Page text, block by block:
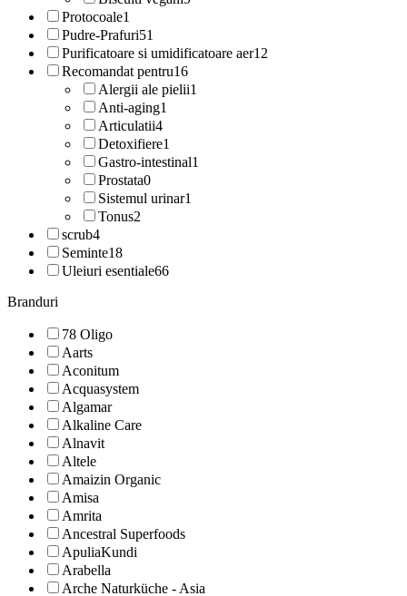
Protocoale1
Pudre-Prafuri51
Purificatoare si umidificatoare aer12
Recomandat pentru16
Alergii ale pielii1
Anti-aging1
Articulatii4
Detoxifiere1
Gastro-intestinal1
Prostata0
Sistemul urinar1
Tonus2
scrub4
Seminte18
Uleiuri esentiale66
Branduri
78 Oligo
Aarts
Aconitum
Acquasystem
Algamar
Alkaline Care
Alnavit
Altele
Amaizin Organic
Amisa
Amrita
Ancestral Superfoods
ApuliaKundi
Arabella
Arche Naturküche - Asia